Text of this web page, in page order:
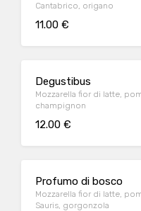
Cantabrico, origano
11.00 €
Degustibus
Mozzarella fior di latte,
champignon
12.00 €
Profumo di bosco
Mozzarella fior di latte,
Sauris, gorgonzola